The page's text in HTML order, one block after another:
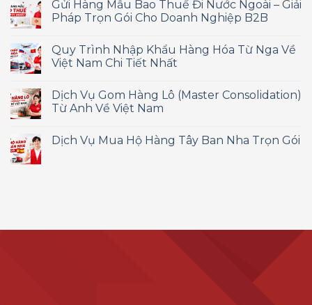
Gửi Hàng Mẫu Bao Thuế Đi Nước Ngoài – Giải
Pháp Trọn Gói Cho Doanh Nghiệp B2B
Quy Trình Nhập Khẩu Hàng Hóa Từ Nga Về
Việt Nam Chi Tiết Nhất
Dịch Vụ Gom Hàng Lô (Master Consolidation)
Từ Anh Về Việt Nam
Dịch Vụ Mua Hộ Hàng Tây Ban Nha Trọn Gói